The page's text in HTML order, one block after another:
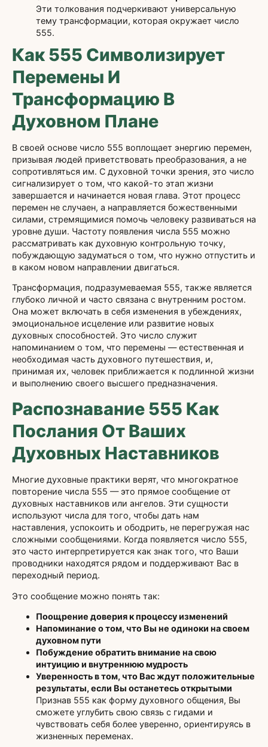
Эти толкования подчеркивают универсальную
тему трансформации, которая окружает число
555.
Как 555 Символизирует
Перемены И
Трансформацию В
Духовном Плане
В своей основе число 555 воплощает энергию перемен,
призывая людей приветствовать преобразования, а не
сопротивляться им. С духовной точки зрения, это число
сигнализирует о том, что какой-то этап жизни
завершается и начинается новая глава. Этот процесс
перемен не случаен, а направляется божественными
силами, стремящимися помочь человеку развиваться на
уровне души. Частоту появления числа 555 можно
рассматривать как духовную контрольную точку,
побуждающую задуматься о том, что нужно отпустить и
в каком новом направлении двигаться.
Трансформация, подразумеваемая 555, также является
глубоко личной и часто связана с внутренним ростом.
Она может включать в себя изменения в убеждениях,
эмоциональное исцеление или развитие новых
духовных способностей. Это число служит
напоминанием о том, что перемены — естественная и
необходимая часть духовного путешествия, и,
принимая их, человек приближается к подлинной жизни
и выполнению своего высшего предназначения.
Распознавание 555 Как
Послания От Ваших
Духовных Наставников
Многие духовные практики верят, что многократное
повторение числа 555 — это прямое сообщение от
духовных наставников или ангелов. Эти сущности
используют числа для того, чтобы дать нам
наставления, успокоить и ободрить, не перегружая нас
сложными сообщениями. Когда появляется число 555,
это часто интерпретируется как знак того, что Ваши
проводники находятся рядом и поддерживают Вас в
переходный период.
Это сообщение можно понять так:
Поощрение доверия к процессу изменений
Напоминание о том, что Вы не одиноки на своем
духовном пути
Побуждение обратить внимание на свою
интуицию и внутреннюю мудрость
Уверенность в том, что Вас ждут положительные
результаты, если Вы останетесь открытыми
Признав 555 как форму духовного общения, Вы
сможете углубить свою связь с гидами и
чувствовать себя более уверенно, ориентируясь в
жизненных переменах.